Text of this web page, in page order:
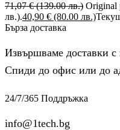
71,07€ (139.00 лв.) Original
лв.).40,90 € (80.00 лв.)
Бърза доставка
Извършваме доставки
Спиди до офис или до
24/7/365 Поддръжка
info@1tech.bg